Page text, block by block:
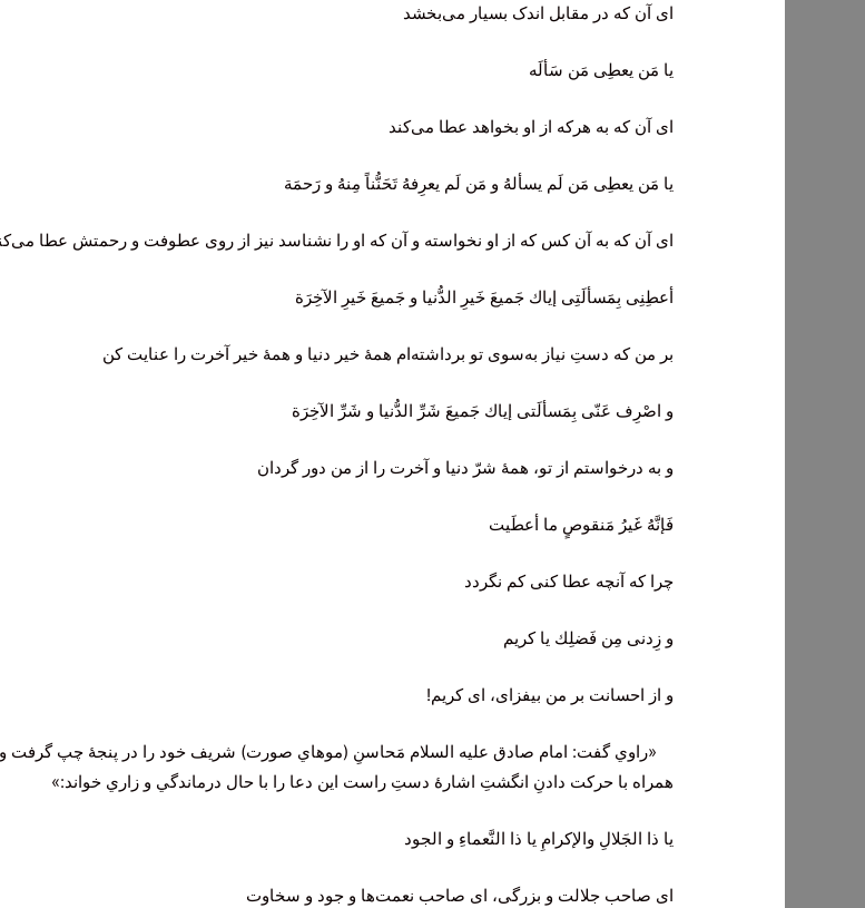
ای آن که در مقابل اندک بسیار می‌بخشد
يا مَن يعطِى مَن سَألَه
ای آن که به هرکه از او بخواهد عطا می‌کند
يا مَن يعطِى مَن لَم يسألهُ و مَن لَم يعرِفهُ تَحَنُّناً مِنهُ و رَحمَة
ای آن که به آن ‌کس که از او نخواسته و آن که او را نشناسد نیز از روی عطوفت و رحمتش عطا
أعطِنِى بِمَسألَتِى إياك جَميعَ خَيرِ الدُّنيا و جَميعَ خَيرِ الآخِرَة
بر من که دستِ نیاز به‌سوی تو برداشته‌ام همۀ خیر دنیا و همۀ خیر آخرت را عنایت کن
و اصْرِف عَنّى بِمَسألَتى إياك جَميعَ شَرِّ الدُّنيا و شَرِّ الآخِرَة
و به درخواستم از تو، همۀ شرّ دنیا و آخرت را از من دور گردان
فَإنَّهُ غَيرُ مَنقوصٍ ما أعطَيت
چرا که آنچه عطا کنی کم نگردد
و زِدنى مِن فَضلِك يا كريم
و از احسانت بر من بیفزای، ای کریم!
«راوي گفت: امام صادق عليه السلام مَحاسنِ (موهاي صورت) شريف خود را در پنجۀ چپ گرفت و
همراه با حركت دادنِ انگشتِ اشارۀ دستِ راست اين دعا را با حال درماندگي و زاري خواند:»
يا ذا الجَلالِ والإكرامِ يا ذا النَّعماءِ و الجود
ای صاحب جلالت و بزرگی، ای صاحب نعمت‌ها و جود و سخاوت